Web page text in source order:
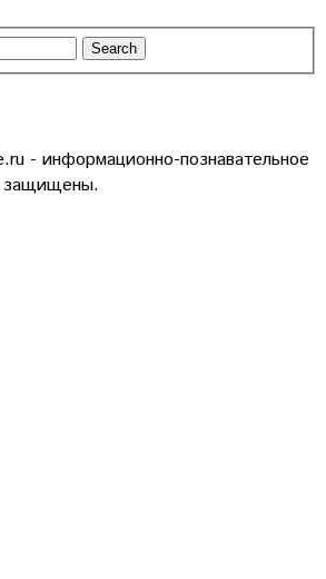
- информационно-познавательное
защищены.